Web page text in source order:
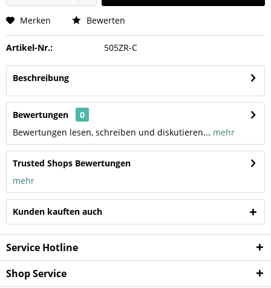
Merken Bewerten
Artikel-Nr.: 505ZR-C
Beschreibung
Bewertungen
0
Bewertungen lesen, schreiben und diskutieren... mehr
Trusted Shops Bewertungen
mehr
Kunden kauften auch
Service Hotline
Shop Service